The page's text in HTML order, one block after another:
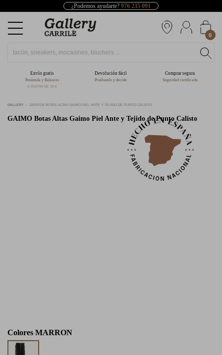
¿Podemos ayudarte? 976 235 091
0
Envío gratis
Península y Baleares
A PARTIR DE 39 €
Devolución fácil
Pruébatelo y decide
Comprar segura
Seguridad certificada
GALLERY ZAPATOS BOTAS ALTAS GAIMO PIEL ANTE Y TEJIDO DE PUNTO CALISTO
GAIMO Botas Altas Gaimo Piel Ante y Tejido de Punto Calisto
Colores MARRON